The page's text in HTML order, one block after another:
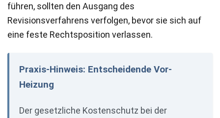
führen, sollten den Ausgang des
Revisionsverfahrens verfolgen, bevor sie sich auf
eine feste Rechtsposition verlassen.
Praxis-Hinweis: Entscheidende Vor-
Heizung
Der gesetzliche Kostenschutz bei der